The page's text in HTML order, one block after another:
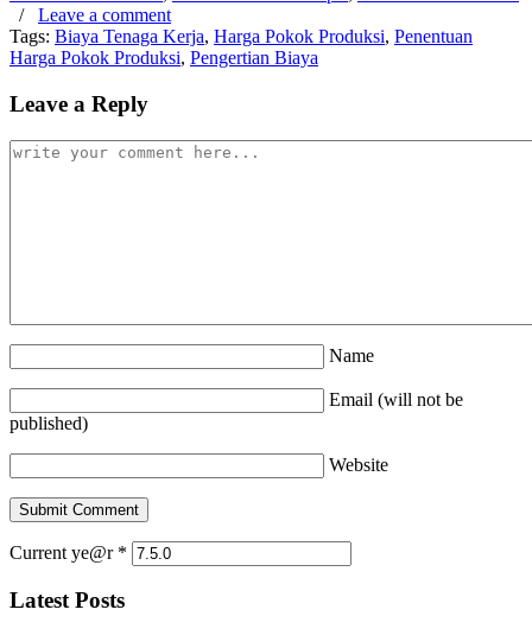
/ Leave a comment
Tags: Biaya Tenaga Kerja, Harga Pokok Produksi, Penentuan
Harga Pokok Produksi, Pengertian Biaya
Leave a Reply
Name
Email (will not be
published)
Website
Current ye@r *
Latest Posts